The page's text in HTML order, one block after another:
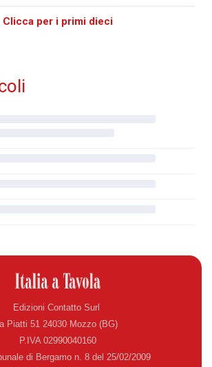
Clicca per i primi dieci
Edizioni Contatto Surl
Piatti 51 24030 Mozzo (BG)
P.IVA 02990040160
di Bergamo n. 8 del 25/02/2009